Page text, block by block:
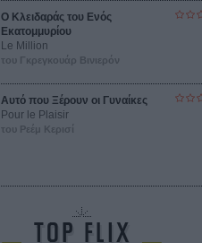
Ο Κλειδαράς του Ενός
Εκατομμυρίου
Le Million
του Γκρεγκουάρ Βινιερόν
Αυτό που Ξέρουν οι Γυναίκες
Pour le Plaisir
του Ρεέμ Κερισί